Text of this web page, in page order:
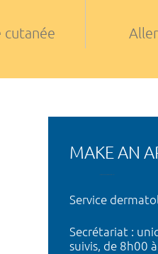
MAKE AN
Service
Secrétariat :
suivis, de 8h00